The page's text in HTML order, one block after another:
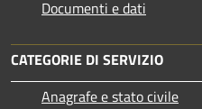
Documenti e dati
CATEGORIE DI SERVIZIO
Anagrafe e stato civile